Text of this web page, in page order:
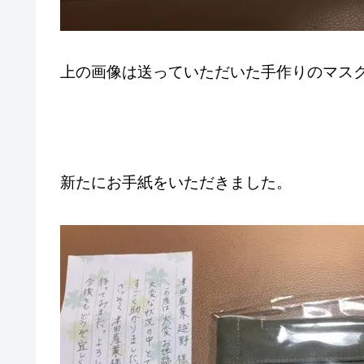
上の画像は送っていただいた手作りのマス
新たにお手紙をいただきました。